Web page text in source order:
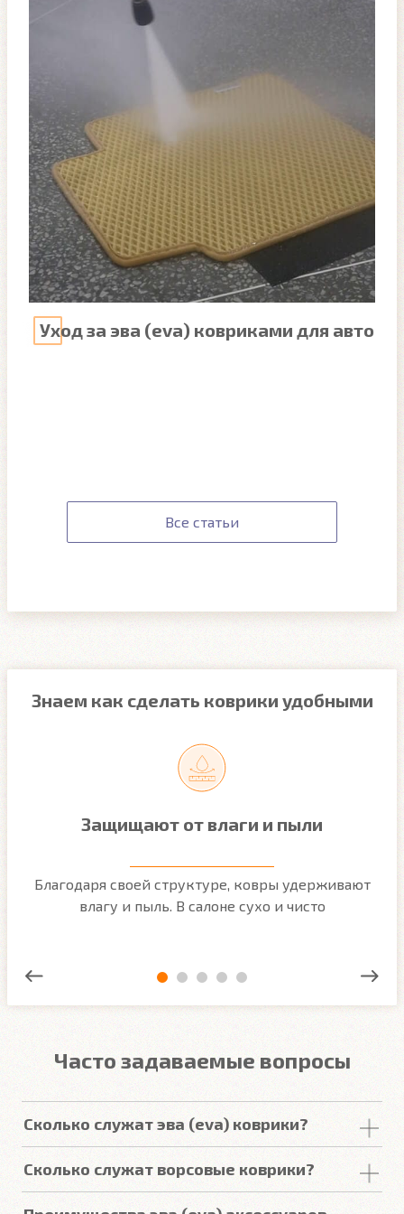
Уход за эва (eva) ковриками для авто
Все статьи
Знаем как сделать коврики удобными
Защищают от влаги и пыли
Благодаря своей структуре, ковры удерживают
влагу и пыль. В салоне сухо и чисто
Часто задаваемые вопросы
Сколько служат эва (eva) коврики?
покрытий изЕВА в среднем составляет 2-3
.
Сколько служат ворсовые коврики?